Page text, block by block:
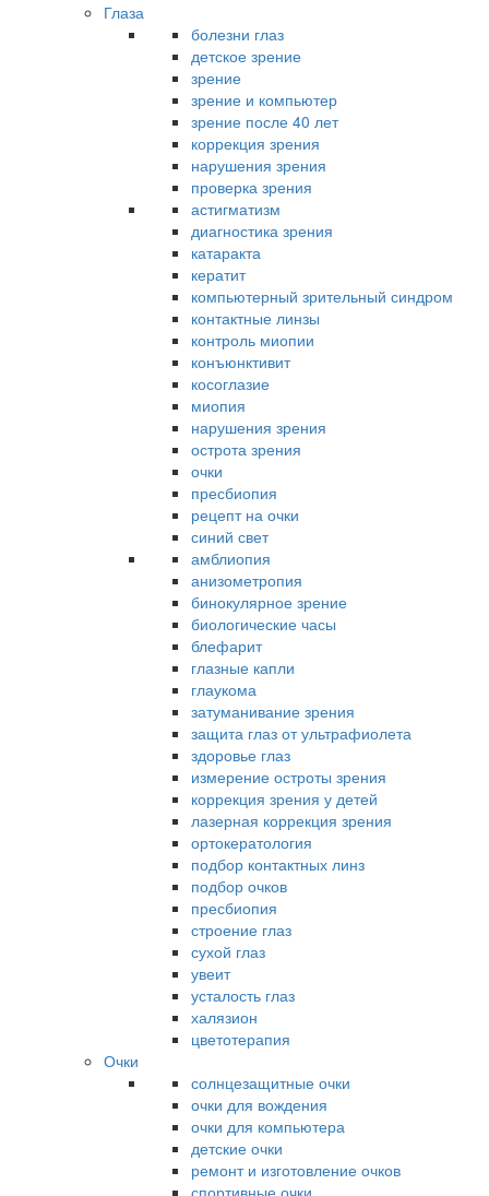
Глаза
болезни глаз
детское зрение
зрение
зрение и компьютер
зрение после 40 лет
коррекция зрения
нарушения зрения
проверка зрения
астигматизм
диагностика зрения
катаракта
кератит
компьютерный зрительный синдром
контактные линзы
контроль миопии
конъюнктивит
косоглазие
миопия
нарушения зрения
острота зрения
очки
пресбиопия
рецепт на очки
синий свет
амблиопия
анизометропия
бинокулярное зрение
биологические часы
блефарит
глазные капли
глаукома
затуманивание зрения
защита глаз от ультрафиолета
здоровье глаз
измерение остроты зрения
коррекция зрения у детей
лазерная коррекция зрения
ортокератология
подбор контактных линз
подбор очков
пресбиопия
строение глаз
сухой глаз
увеит
усталость глаз
халязион
цветотерапия
Очки
солнцезащитные очки
очки для вождения
очки для компьютера
детские очки
ремонт и изготовление очков